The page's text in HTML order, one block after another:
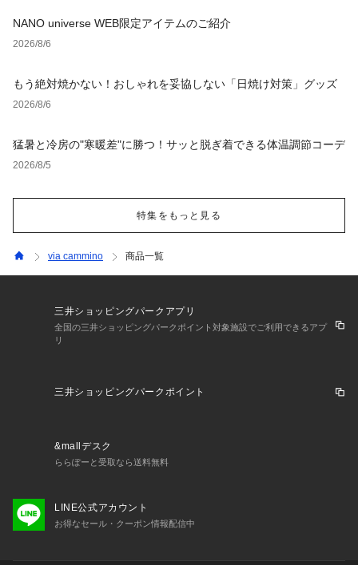
NANO universe WEB限定アイテムのご紹介
2026/8/6
もう絶対焼かない！おしゃれを妥協しない「日焼け対策」グッズ
2026/8/6
猛暑と冷房の"寒暖差"に勝つ！サッと脱ぎ着できる体温調節コーデ
2026/8/5
特集をもっと見る
via cammino 商品一覧
三井ショッピングパークアプリ
全国の三井ショッピングパークポイント対象施設でご利用できるアプ
リ
三井ショッピングパークポイント
&mallデスク
ららぽーと受取なら送料無料
LINE公式アカウント
お得なセール・クーポン情報配信中